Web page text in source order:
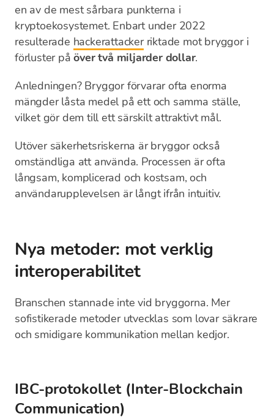
en av de mest sårbara punkterna i
kryptoekosystemet. Enbart under 2022
resulterade hackerattackerriktade mot bryggor i
förluster påöver två miljarder dollar.
Anledningen? Bryggor förvarar ofta enorma
mängder låsta medel på ett och samma ställe,
vilket gör dem till ett särskilt attraktivt mål.
Utöver säkerhetsriskerna är bryggor också
omständliga att använda. Processen är ofta
långsam, komplicerad och kostsam, och
användarupplevelsen är långt ifrån intuitiv.
Nya metoder: mot verklig
interoperabilitet
Branschen stannade inte vid bryggorna. Mer
sofistikerade metoder utvecklas som lovar säkrare
och smidigare kommunikation mellan kedjor.
IBC-protokollet (Inter-Blockchain
Communication)